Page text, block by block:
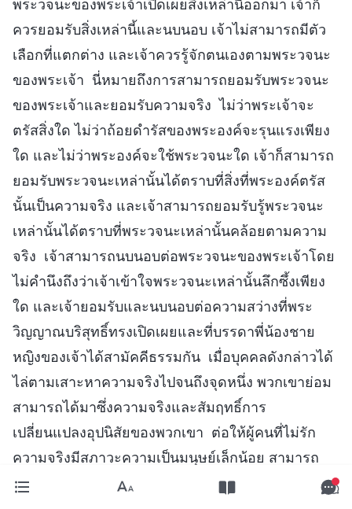
พระวจนะของพระเจ้าเปิดเผยสิ่งเหล่านี้ออกมา เจ้าก็
ควรยอมรับสิ่งเหล่านี้และนบนอบ เจ้าไม่สามารถมีตัว
เลือกที่แตกต่าง และเจ้าควรรู้จักตนเองตามพระวจนะ
ของพระเจ้า นี่หมายถึงการสามารถยอมรับพระวจนะ
ของพระเจ้าและยอมรับความจริง ไม่ว่าพระเจ้าจะ
ตรัสสิ่งใด ไม่ว่าถ้อยดำรัสของพระองค์จะรุนแรงเพียง
ใด และไม่ว่าพระองค์จะใช้พระวจนะใด เจ้าก็สามารถ
ยอมรับพระวจนะเหล่านั้นได้ตราบที่สิ่งที่พระองค์ตรัส
นั้นเป็นความจริง และเจ้าสามารถยอมรับรู้พระวจนะ
เหล่านั้นได้ตราบที่พระวจนะเหล่านั้นคล้อยตามความ
จริง เจ้าสามารถนบนอบต่อพระวจนะของพระเจ้าโดย
ไม่คำนึงถึงว่าเจ้าเข้าใจพระวจนะเหล่านั้นลึกซึ้งเพียง
ใด และเจ้ายอมรับและนบนอบต่อความสว่างที่พระ
วิญญาณบริสุทธิ์ทรงเปิดเผยและที่บรรดาพี่น้องชาย
หญิงของเจ้าได้สามัคคีธรรมกัน เมื่อบุคคลดังกล่าวได้
ไล่ตามเสาะหาความจริงไปจนถึงจุดหนึ่ง พวกเขาย่อม
สามารถได้มาซึ่งความจริงและสัมฤทธิ์การ
เปลี่ยนแปลงอุปนิสัยของพวกเขา ต่อให้ผู้คนที่ไม่รัก
ความจริงมีสภาวะความเป็นมนุษย์เล็กน้อย สามารถ
ทำความดีอยู่บ้าง สามารถละทิ้งและสละเพื่อพระเจ้า